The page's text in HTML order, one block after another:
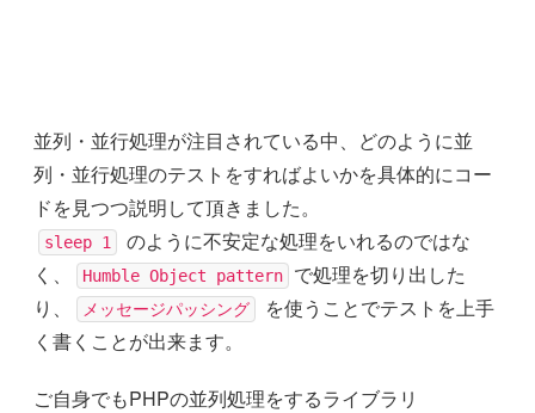
並列・並行処理が注目されている中、どのように並
列・並行処理のテストをすればよいかを具体的にコー
ドを見つつ説明して頂きました。
sleep 1
のように不安定な処理をいれるのではな
く、
Humble Object pattern
で処理を切り出した
り、
メッセージパッシング
を使うことでテストを上手
く書くことが出来ます。
ご自身でもPHPの並列処理をするライブラリ